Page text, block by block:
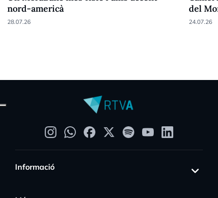
nord-americà
28.07.26
del
24.07.26
Informació